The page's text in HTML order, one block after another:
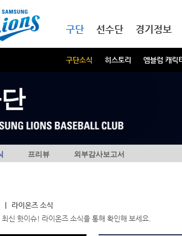
구단
구단소식 히스토리 엠블럼 캐릭
선수단 경기정보
프리뷰 외부감사보고서
라이온즈 소식
신 핫이슈! 라이온즈 소식을 통해 확인해 보세요.